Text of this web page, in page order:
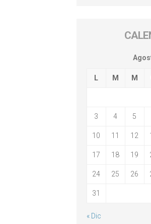
L M M
3 4 5
10 11 12
17 18 19
24 25 26
31
« Dic